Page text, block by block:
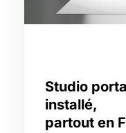
Studio
installé,
partout en